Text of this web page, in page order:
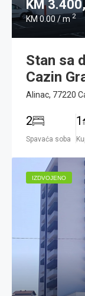
KM
KM 0.00 / m 2
Stan sa
Cazin
Alinac, 77220
2
Spavaća soba
1
IZDVOJENO